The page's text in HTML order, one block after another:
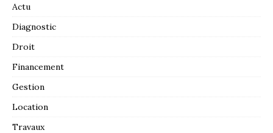
Actu
Diagnostic
Droit
Financement
Gestion
Location
Travaux